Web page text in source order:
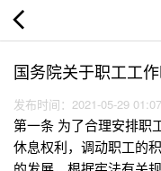
国务院关于职工工
发布时间：2021-05-29
第一条 为了合理安排职
休息权利，调动职工的